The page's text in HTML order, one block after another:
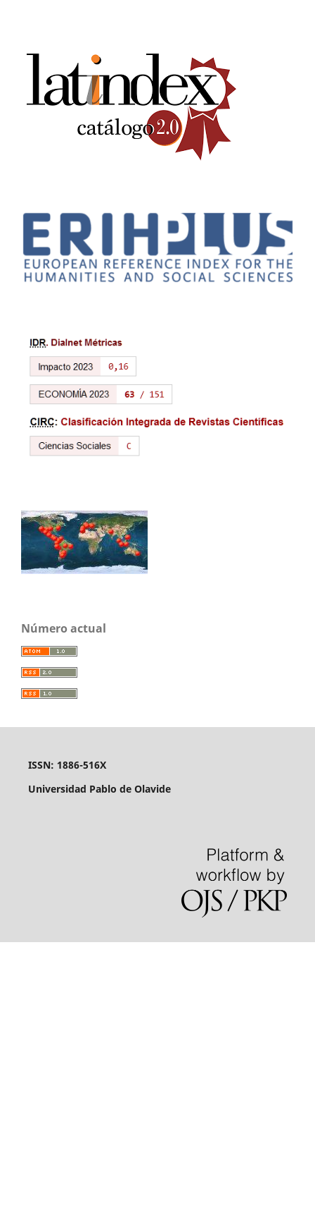
Número actual
ISSN: 1886-516X
Universidad Pablo de Olavide